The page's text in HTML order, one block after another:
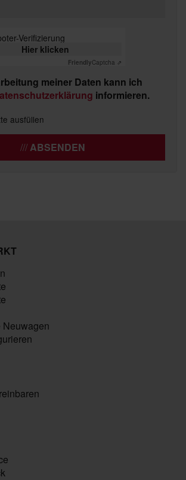
Verifizierung
Hier klicken
FriendlyCaptcha ⇗
meiner Daten kann ich
informieren.
ausfüllen
ABSENDEN
Neuwagen